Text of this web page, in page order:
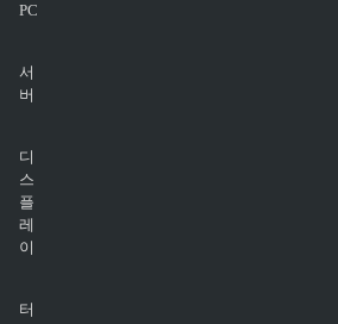
PC
서
버
디
스
플
레
이
터